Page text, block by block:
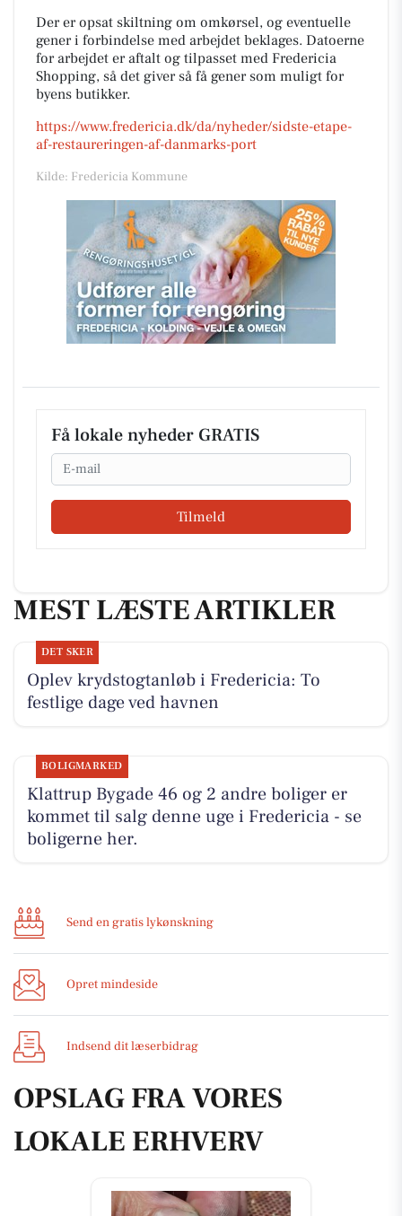
Der er opsat skiltning om omkørsel, og eventuelle
gener i forbindelse med arbejdet beklages. Datoerne
for arbejdet er aftalt og tilpasset med Fredericia
Shopping, så det giver så få gener som muligt for
byens butikker.
https://www.fredericia.dk/da/nyheder/sidste-etape-
af-restaureringen-af-danmarks-port
Kilde: Fredericia Kommune
Få lokale nyheder GRATIS
Email
Tilmeld
MEST LÆSTE ARTIKLER
DET SKER
Oplev krydstogtanløb i Fredericia: To
festlige dage ved havnen
BOLIGMARKED
Klattrup Bygade 46 og 2 andre boliger er
kommet til salg denne uge i Fredericia - se
boligerne her.
Send en gratis lykønskning
Opret mindeside
Indsend dit læserbidrag
OPSLAG FRA VORES
LOKALE ERHVERV